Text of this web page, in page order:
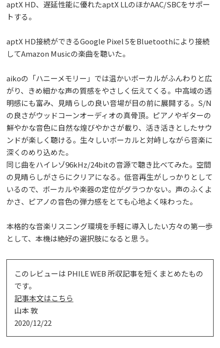
aptX HD、遅延性能に優れたaptX LLのほかAAC/SBCをサポー
トする。
aptX HD接続ができるGoogle Pixel 5をBluetoothにより接続
してAmazon Musicの楽曲を聴いた。
aikoの「ハニーメモリー」では温かいボーカルがふんわりと広
がり、きめ細かな声の質感をやさしく伝えてくる。中高域の透
明感にも富み、見晴らしの良い音場が目の前に展開する。S/N
の良さがウッドコーンオーディオの真骨頂。ピアノやギターの
鮮やかな音色に自然な煌びやかさが載り、活き活きとしたサウ
ンドが楽しく聴ける。生々しいボーカルと対峙しながら音楽に
深くのめり込めた。
同じ曲をハイレゾ96kHz/24bitの音源で聴き比べてみた。空間
の見晴らしがさらにクリアになる。低音再生がしっかりとして
いるので、ボーカルや楽器の定位がグラつかない。声のふくよ
かさ、ピアノの音色の弾力感をとても心地よく味わった。
本格的な音楽リスニング環境を手軽に導入したい方々の第一歩
として、本機は絶好の選択肢になると思う。
このレビューは PHILE WEB 所収記事を短くまとめたもの
です。
記事本文はこちら
山本 敦
2020/12/22